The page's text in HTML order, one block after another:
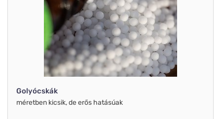
Golyócskák
méretben kicsik, de erős hatásúak